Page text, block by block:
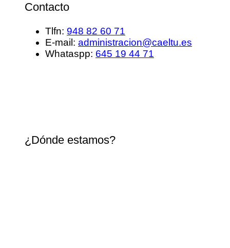
Contacto
Tlfn: 948 82 60 71
E-mail: administracion@caeltu.es
Whataspp: 645 19 44 71
¿Dónde estamos?